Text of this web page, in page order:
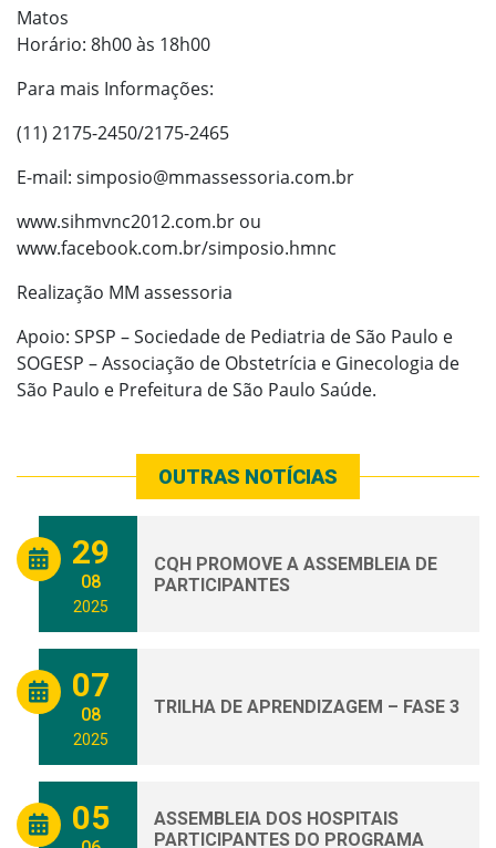
Matos
Horário: 8h00 às 18h00
Para mais Informações:
(11) 2175-2450/2175-2465
E-mail: simposio@mmassessoria.com.br
www.sihmvnc2012.com.br ou
www.facebook.com.br/simposio.hmnc
Realização MM assessoria
Apoio: SPSP – Sociedade de Pediatria de São Paulo e
SOGESP – Associação de Obstetrícia e Ginecologia de
São Paulo e Prefeitura de São Paulo Saúde.
OUTRAS NOTÍCIAS
29
08
2025
CQH PROMOVE A ASSEMBLEIA DE
PARTICIPANTES
07
08
2025
TRILHA DE APRENDIZAGEM – FASE 3
05
ASSEMBLEIA DOS HOSPITAIS
PARTICIPANTES DO PROGRAMA